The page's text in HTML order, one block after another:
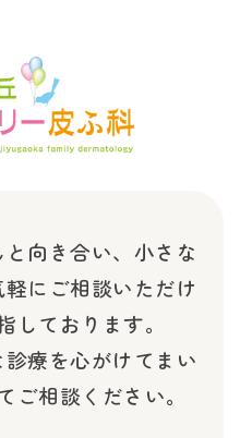
向き合い、小さな
軽にご相談いただけ
しております。
療を心がけてまい
ご相談ください。